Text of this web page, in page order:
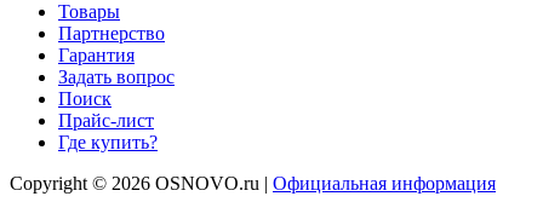
Товары
Партнерство
Гарантия
Задать вопрос
Поиск
Прайс-лист
Где купить?
Copyright © 2026 OSNOVO.ru | Официальная информация